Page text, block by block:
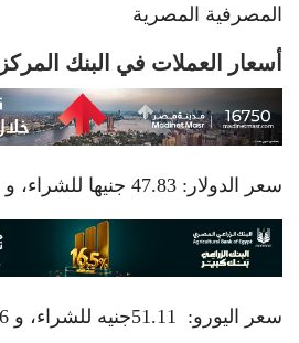
المصرفية المصرية
أسعار العملات في البنك
سعر الدولار: 47.83 جنيها للشراء، و 47.96 للبيع.
سعر اليورو: 51.11جنيه للشراء، و 51.26للبيع.